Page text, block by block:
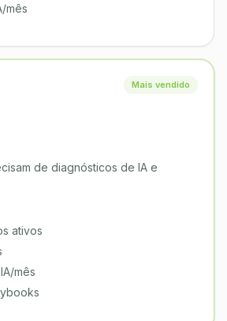
mês
Mais vendido
de diagnósticos de IA e
ativos
mês